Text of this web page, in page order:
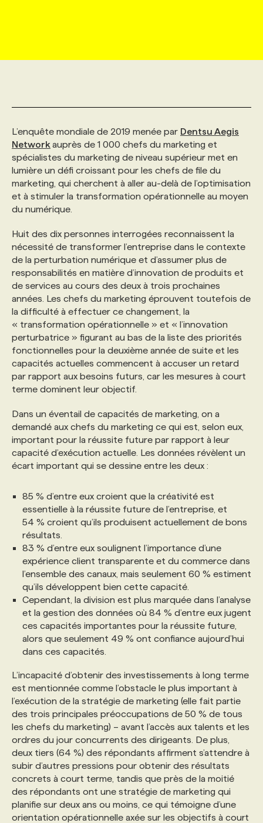
INITIATIVES NUMÉRIQUES
PRIX ET DISTINCTIONS
TENDANCES
MARKETING DURABLE
GEO/SEO
ÉVÉNEMENTIEL
NOS AUTEUR‧RICES
ANNONCEZ AVEC NOUS
PROFIL ENTREPRISE
FAQ
ANNONCEZ AVEC NOUS
PROFIL CANDIDAT
ANNONCEZ AVEC NOUS
NOS PARCOURS DE FORMATIONS
FORMATIONS PERSONNALISÉES
NOS FORMATEUR‧RICES
POURQUOI CHOISIR NOS FORMATIONS
NOS TARIFS
PROGRAMMES DE SUBVENTIONS
FAQ
ANNONCEZ AVEC NOUS
SERVICE DE CHASSE DE TÊTE
NOS TARIFS
NOS EXPERTISES
ANNONCEZ AVEC NOUS
L’enquête mondiale de 2019 menée par Dentsu Aegis
Network auprès de 1 000 chefs du marketing et
spécialistes du marketing de niveau supérieur met en
lumière un défi croissant pour les chefs de file du
marketing, qui cherchent à aller au-delà de l’optimisation
et à stimuler la transformation opérationnelle au moyen
du numérique.
Huit des dix personnes interrogées reconnaissent la
nécessité de transformer l’entreprise dans le contexte
de la perturbation numérique et d’assumer plus de
responsabilités en matière d’innovation de produits et
de services au cours des deux à trois prochaines
années. Les chefs du marketing éprouvent toutefois de
la difficulté à effectuer ce changement, la
« transformation opérationnelle » et « l’innovation
perturbatrice » figurant au bas de la liste des priorités
fonctionnelles pour la deuxième année de suite et les
capacités actuelles commencent à accuser un retard
par rapport aux besoins futurs, car les mesures à court
terme dominent leur objectif.
Dans un éventail de capacités de marketing, on a
demandé aux chefs du marketing ce qui est, selon eux,
important pour la réussite future par rapport à leur
capacité d’exécution actuelle. Les données révèlent un
écart important qui se dessine entre les deux :
85 % d’entre eux croient que la créativité est
essentielle à la réussite future de l’entreprise, et
54 % croient qu’ils produisent actuellement de bons
résultats.
83 % d’entre eux soulignent l’importance d’une
expérience client transparente et du commerce dans
l’ensemble des canaux, mais seulement 60 % estiment
qu’ils développent bien cette capacité.
Cependant, la division est plus marquée dans l’analyse
et la gestion des données où 84 % d’entre eux jugent
ces capacités importantes pour la réussite future,
alors que seulement 49 % ont confiance aujourd’hui
dans ces capacités.
L’incapacité d’obtenir des investissements à long terme
est mentionnée comme l’obstacle le plus important à
l’exécution de la stratégie de marketing (elle fait partie
des trois principales préoccupations de 50 % de tous
les chefs du marketing) – avant l’accès aux talents et les
ordres du jour concurrents des dirigeants. De plus,
deux tiers (64 %) des répondants affirment s’attendre à
subir d’autres pressions pour obtenir des résultats
concrets à court terme, tandis que près de la moitié
des répondants ont une stratégie de marketing qui
planifie sur deux ans ou moins, ce qui témoigne d’une
orientation opérationnelle axée sur les objectifs à court